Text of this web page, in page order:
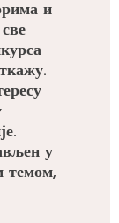
и
у
темом,